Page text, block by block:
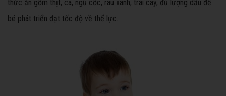
thức ăn gồm thịt, cá, ngũ cốc, rau xanh, trái cây, đủ lượng dầu để
bé phát triển đạt tốc độ về thể lực.